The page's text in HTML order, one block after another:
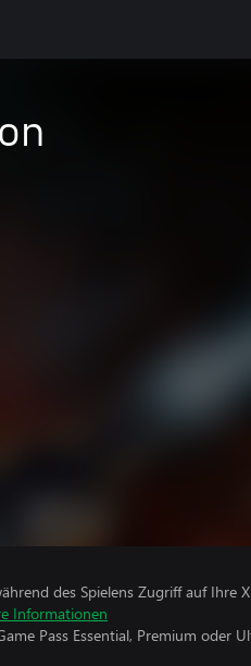
des Spielens Zugriff auf Ihre
Informationen
Pass Essential, Premium oder